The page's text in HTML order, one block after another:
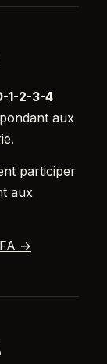
1-2-3-4
aux
participer
aux
→